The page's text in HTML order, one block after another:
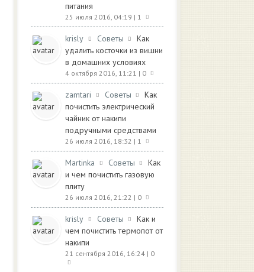
питания
25 июля 2016, 04:19 | 1
krisly Советы
Как
удалить косточки из вишни
в домашних условиях
4 октября 2016, 11:21 | 0
zamtari Советы
Как
почистить электрический
чайник от накипи
подручными средствами
26 июля 2016, 18:32 | 1
Martinka Советы
Как
и чем почистить газовую
плиту
26 июля 2016, 21:22 | 0
krisly Советы
Как и
чем почистить термопот от
накипи
21 сентября 2016, 16:24 | 0